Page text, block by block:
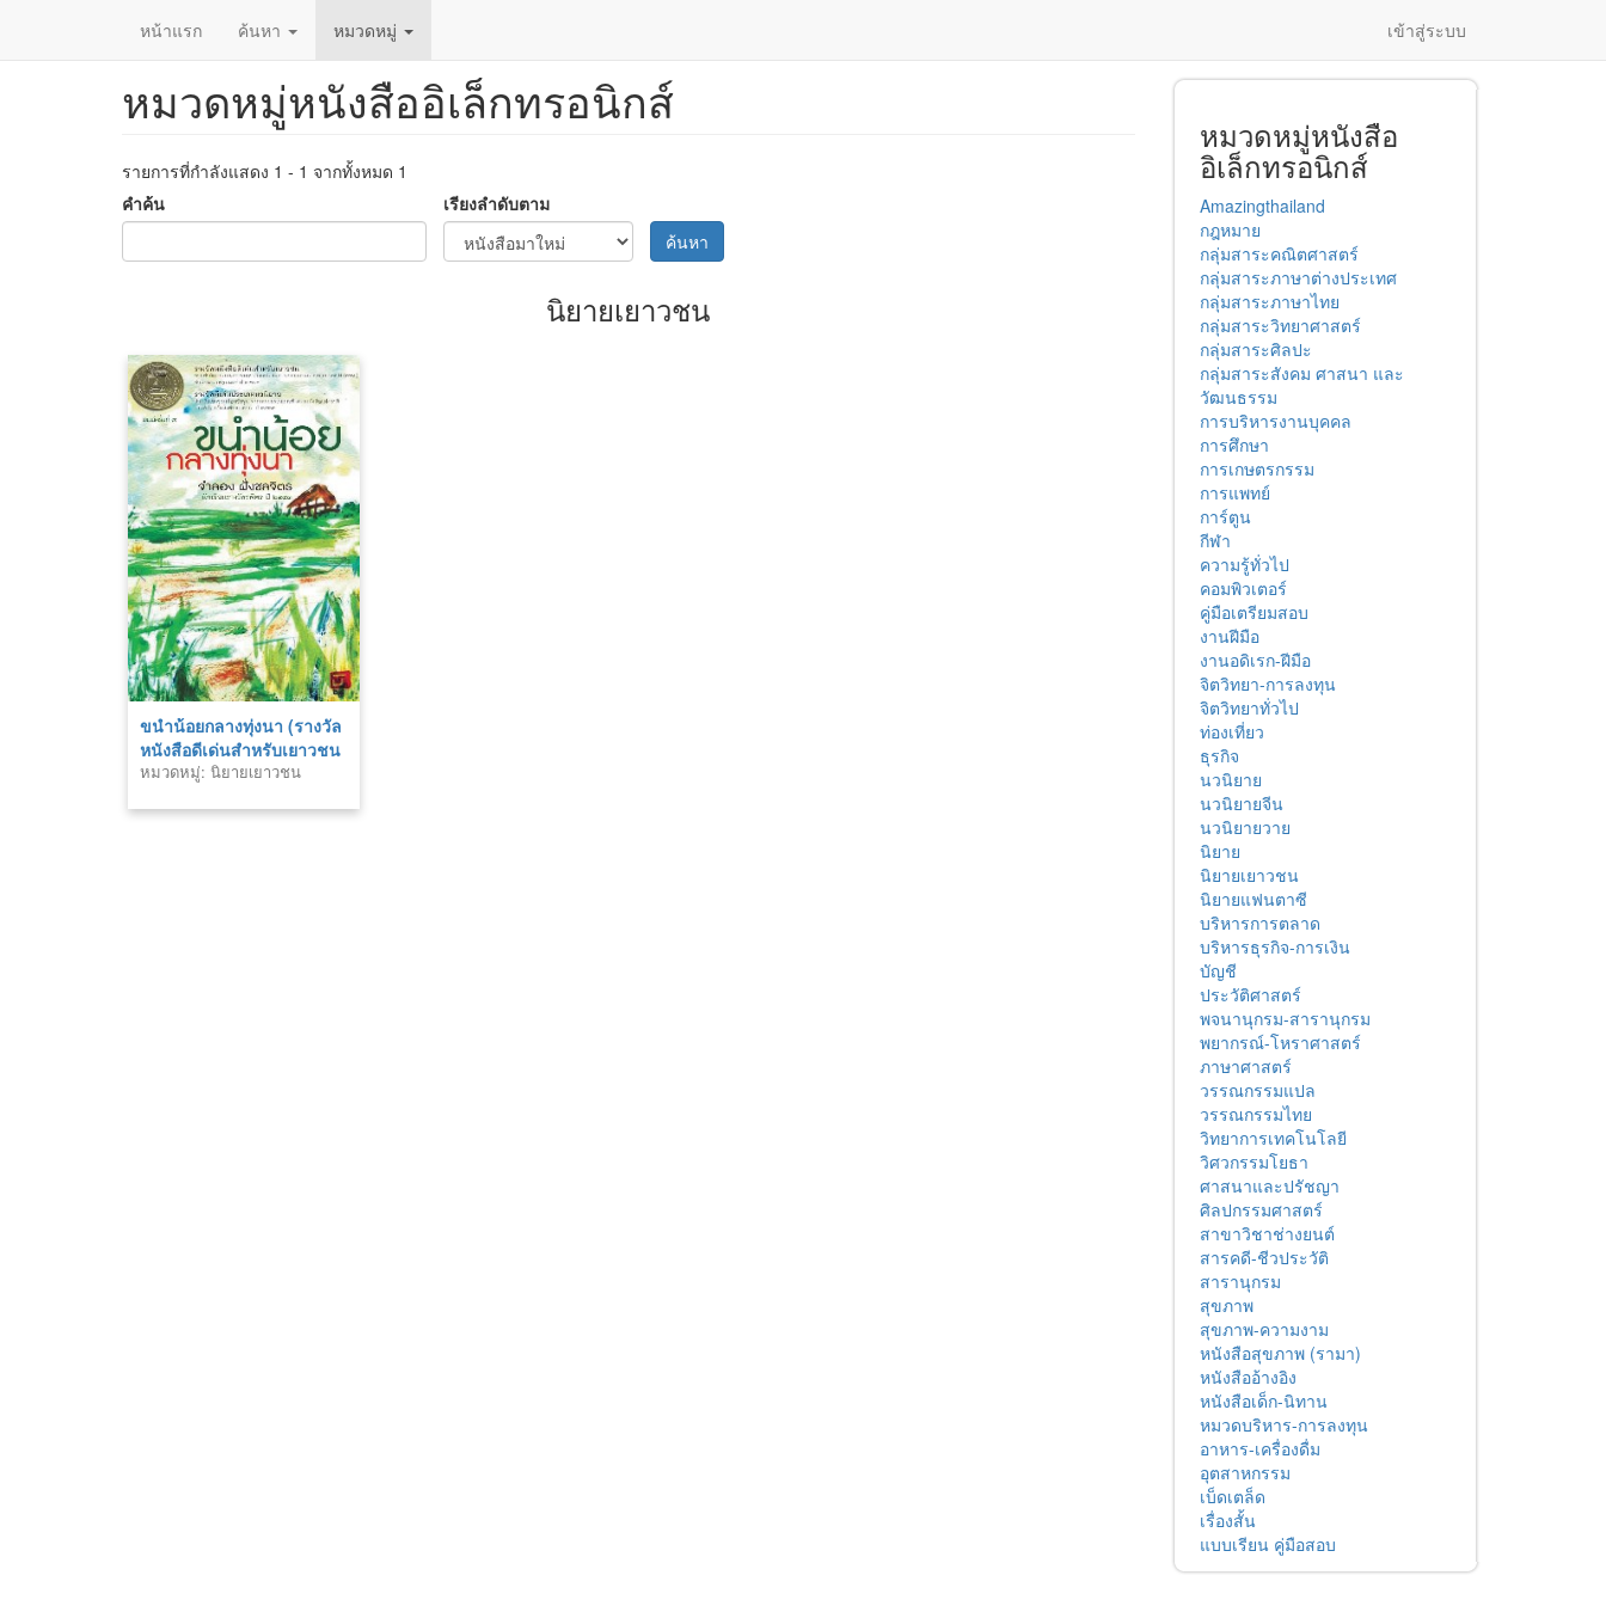
หน้าแรก ค้นหา หมวดหมู่ เข้าสู่ระบบ
หมวดหมู่หนังสืออิเล็กทรอนิกส์
รายการที่กำลังแสดง 1 - 1 จากทั้งหมด 1
คำค้น
เรียงลำดับตาม
ค้นหา
นิยายเยาวชน
ขนำน้อยกลางทุ่งนา (รางวัล
หนังสือดีเด่นสำหรับเยาวชน
พ.ศ. ๒๕๒๔ , รางวัลดีเด่น
๒๕๒๔)
หมวดหมู่: นิยายเยาวชน
หมวดหมู่หนังสือ
อิเล็กทรอนิกส์
Amazingthailand
กฎหมาย
กลุ่มสาระคณิตศาสตร์
กลุ่มสาระภาษาต่างประเทศ
กลุ่มสาระภาษาไทย
กลุ่มสาระวิทยาศาสตร์
กลุ่มสาระศิลปะ
กลุ่มสาระสังคม ศาสนา และ
วัฒนธรรม
การบริหารงานบุคคล
การศึกษา
การเกษตรกรรม
การแพทย์
การ์ตูน
กีฬา
ความรู้ทั่วไป
คอมพิวเตอร์
คู่มือเตรียมสอบ
งานฝีมือ
งานอดิเรก-ฝีมือ
จิตวิทยา-การลงทุน
จิตวิทยาทั่วไป
ท่องเที่ยว
ธุรกิจ
นวนิยาย
นวนิยายจีน
นวนิยายวาย
นิยาย
นิยายเยาวชน
นิยายแฟนตาซี
บริหารการตลาด
บริหารธุรกิจ-การเงิน
บัญชี
ประวัติศาสตร์
พจนานุกรม-สารานุกรม
พยากรณ์-โหราศาสตร์
ภาษาศาสตร์
วรรณกรรมแปล
วรรณกรรมไทย
วิทยาการเทคโนโลยี
วิศวกรรมโยธา
ศาสนาและปรัชญา
ศิลปกรรมศาสตร์
สาขาวิชาช่างยนต์
สารคดี-ชีวประวัติ
สารานุกรม
สุขภาพ
สุขภาพ-ความงาม
หนังสือสุขภาพ (รามา)
หนังสืออ้างอิง
หนังสือเด็ก-นิทาน
หมวดบริหาร-การลงทุน
อาหาร-เครื่องดื่ม
อุตสาหกรรม
เบ็ดเตล็ด
เรื่องสั้น
แบบเรียน คู่มือสอบ